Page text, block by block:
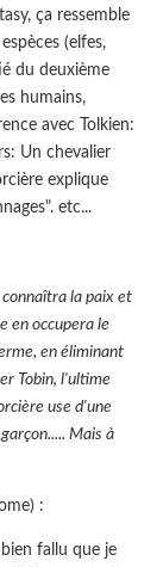
ça ressemble
(elfes,
du deuxième
humains,
avec Tolkien:
Un chevalier
explique
etc...
connaîtra la paix et
en occupera le
en éliminant
Tobin, l'ultime
use d'une
Mais à
:
fallu que je